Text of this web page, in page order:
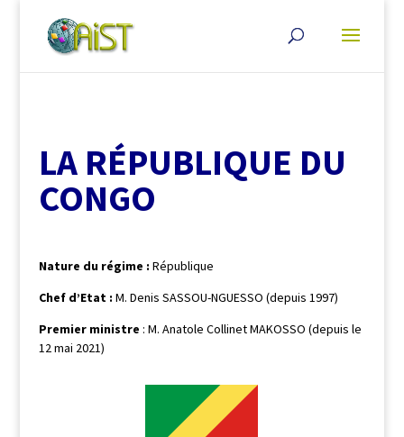
LA RÉPUBLIQUE DU
CONGO
Nature du régime : République
Chef d’Etat : M. Denis SASSOU-NGUESSO (depuis 1997)
Premier ministre : M. Anatole Collinet MAKOSSO (depuis le
12 mai 2021)